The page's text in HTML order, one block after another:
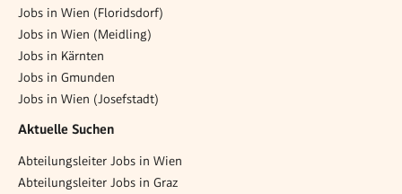
Jobs in Wien (Floridsdorf)
Jobs in Wien (Meidling)
Jobs in Kärnten
Jobs in Gmunden
Jobs in Wien (Josefstadt)
Aktuelle Suchen
Abteilungsleiter Jobs in Wien
Abteilungsleiter Jobs in Graz